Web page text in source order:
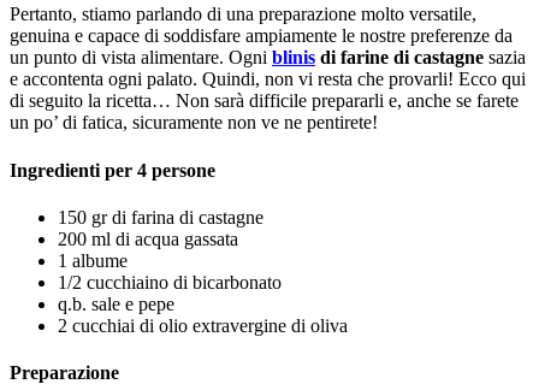
Pertanto, stiamo parlando di una preparazione molto versatile,
genuina e capace di soddisfare ampiamente le nostre preferenze da
un punto di vista alimentare. Ogni blinis di farine di castagne sazia
e accontenta ogni palato. Quindi, non vi resta che provarli! Ecco qui
di seguito la ricetta… Non sarà difficile prepararli e, anche se farete
un po’ di fatica, sicuramente non ve ne pentirete!
Ingredienti per 4 persone
150 gr di farina di castagne
200 ml di acqua gassata
1 albume
1/2 cucchiaino di bicarbonato
q.b. sale e pepe
2 cucchiai di olio extravergine di oliva
Preparazione